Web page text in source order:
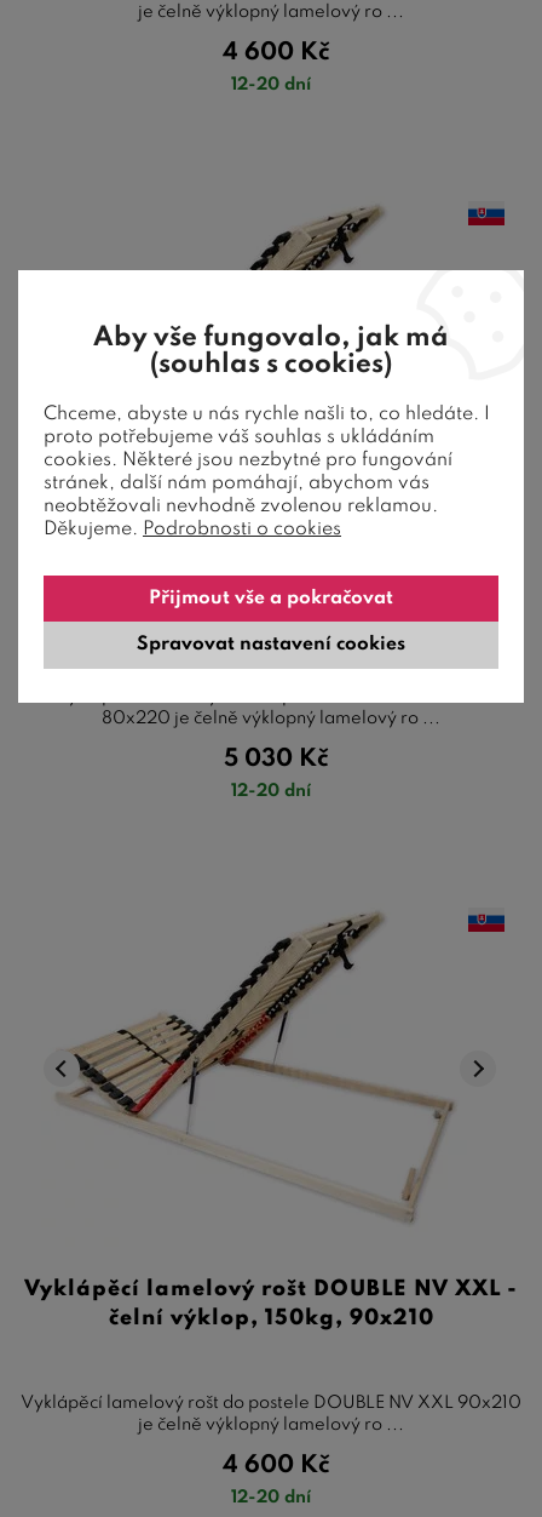
je čelně výklopný lamelový ro ...
4 600 Kč
12-20 dní
čelní výklop, 150kg, 80x220
80x220 je čelně výklopný lamelový ro ...
5 030 Kč
12-20 dní
Vyklápěcí lamelový rošt DOUBLE NV XXL -
čelní výklop, 150kg, 90x210
Vyklápěcí lamelový rošt do postele DOUBLE NV XXL 90x210
je čelně výklopný lamelový ro ...
4 600 Kč
12-20 dní
Aby vše fungovalo, jak má
(souhlas s cookies)
Chceme, abyste u nás rychle našli to, co hledáte. I
proto potřebujeme váš souhlas s ukládáním
cookies. Některé jsou nezbytné pro fungování
stránek, další nám pomáhají, abychom vás
neobtěžovali nevhodně zvolenou reklamou.
Děkujeme. Podrobnosti o cookies
Spravovat nastavení cookies
Přijmout vše a pokračovat